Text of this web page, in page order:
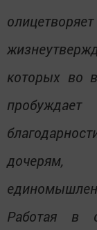
которых во
Работая в